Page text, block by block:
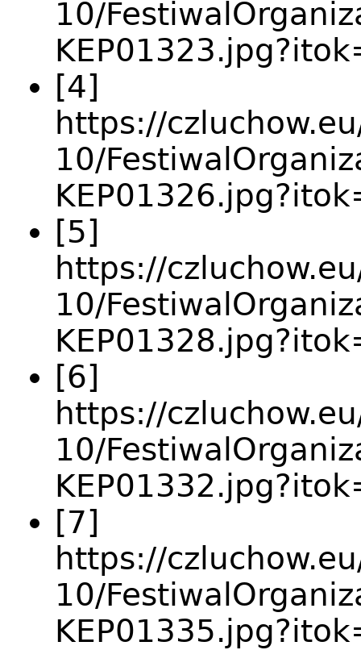
10/
[4]
https://
10/
[5]
https://
10/
[6]
https://
10/
[7]
https://
10/